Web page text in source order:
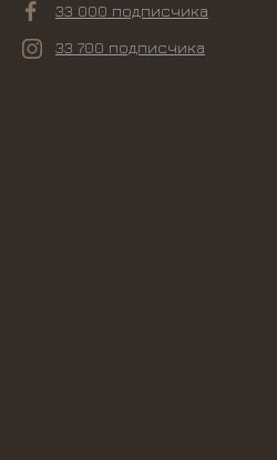
33 000 подписчика
33 700 подписчика